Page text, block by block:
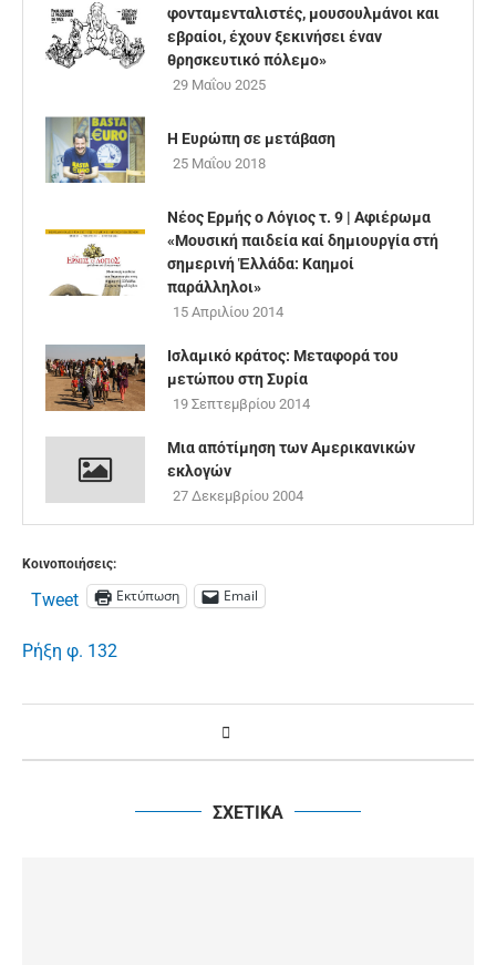
φονταμενταλιστές, μουσουλμάνοι και
εβραίοι, έχουν ξεκινήσει έναν
θρησκευτικό πόλεμο»
29 Μαΐου 2025
Η Ευρώπη σε μετάβαση
25 Μαΐου 2018
Νέος Ερμής ο Λόγιος τ. 9 | Aφιέρωμα
«Μουσική παιδεία καί δημιουργία στή
σημερινή Ἑλλάδα: Καημοί
παράλληλοι»
15 Απριλίου 2014
Ισλαμικό κράτος: Μεταφορά του
μετώπου στη Συρία
19 Σεπτεμβρίου 2014
Μια απότίμηση των Αμερικανικών
εκλογών
27 Δεκεμβρίου 2004
Κοινοποιήσεις:
Tweet Εκτύπωση Email
Ρήξη φ. 132
ΣΧΕΤΙΚΑ